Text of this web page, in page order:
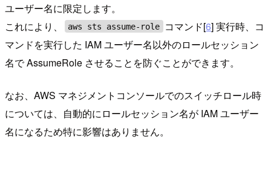
ユーザー名に限定します。
これにより、
aws sts assume-role コマンド[6] 実行時、コ
マンドを実行した IAM ユーザー名以外のロールセッション
名で AssumeRole させることを防ぐことができます。
なお、AWS マネジメントコンソールでのスイッチロール時
については、自動的にロールセッション名が IAM ユーザー
名になるため特に影響はありません。